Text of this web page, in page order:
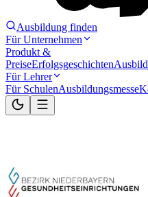
Ausbildung finden
Für Unternehmen
Produkt &
PreiseErfolgsgeschichten
Für Lehrer
Für SchulenAusbildungsmesse